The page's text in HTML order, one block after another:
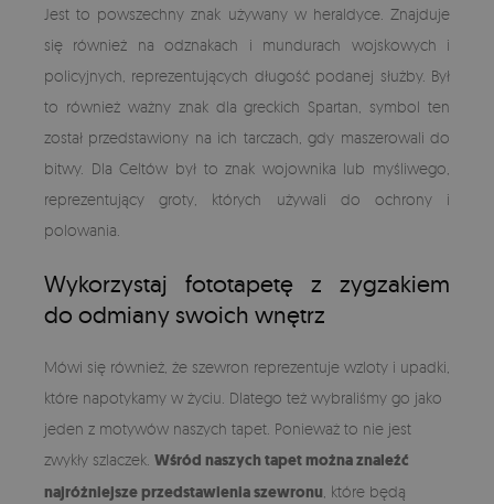
Jest to powszechny znak używany w heraldyce. Znajduje
się również na odznakach i mundurach wojskowych i
policyjnych, reprezentujących długość podanej służby. Był
to również ważny znak dla greckich Spartan, symbol ten
został przedstawiony na ich tarczach, gdy maszerowali do
bitwy. Dla Celtów był to znak wojownika lub myśliwego,
reprezentujący groty, których używali do ochrony i
polowania.
Wykorzystaj fototapetę z zygzakiem
do odmiany swoich wnętrz
Mówi się również, że szewron reprezentuje wzloty i upadki,
które napotykamy w życiu. Dlatego też wybraliśmy go jako
jeden z motywów naszych tapet. Ponieważ to nie jest
zwykły szlaczek. Wśród naszych tapet można znaleźć
najróżniejsze przedstawienia szewronu , które będą